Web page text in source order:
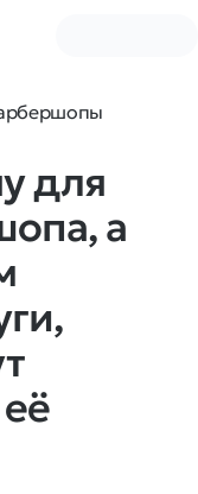
для
а